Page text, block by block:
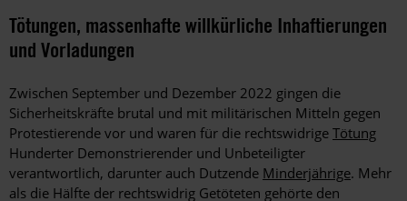
Tötungen, massenhafte willkürliche Inhaftierungen
und Vorladungen
Zwischen September und Dezember 2022 gingen die
Sicherheitskräfte brutal und mit militärischen Mitteln gegen
Protestierende vor und waren für die rechtswidrige Tötung
Hunderter Demonstrierender und Unbeteiligter
verantwortlich, darunter auch Dutzende Minderjährige. Mehr
als die Hälfte der rechtswidrig Getöteten gehörte den